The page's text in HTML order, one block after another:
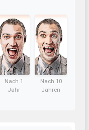
Nach 1
Jahr
Nach 10
Jahren